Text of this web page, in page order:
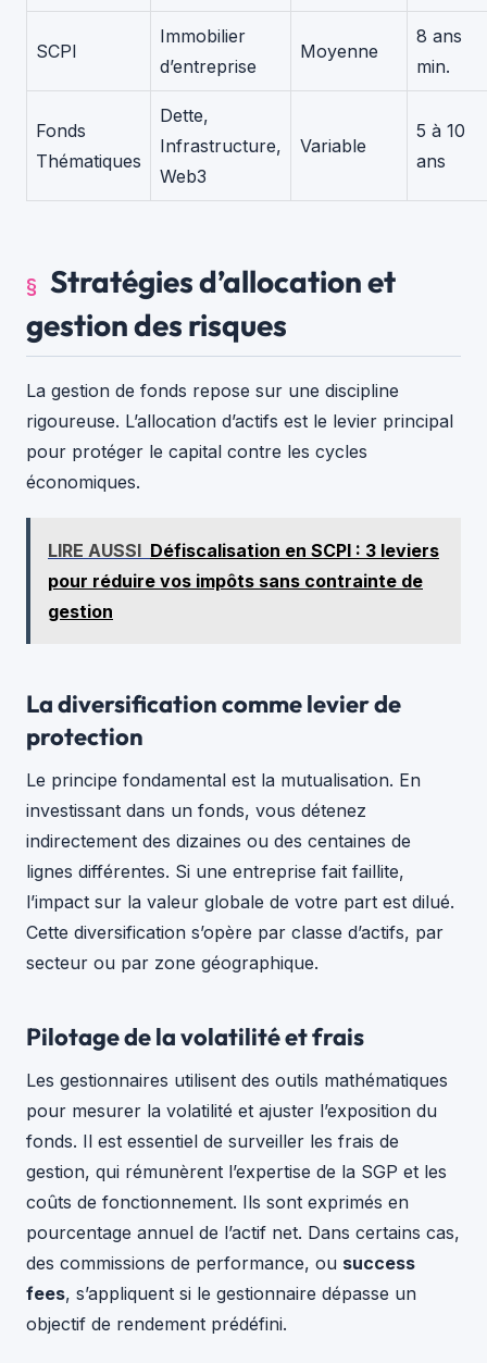
SCPI
Immobilier
d’entreprise
Moyenne
8 ans
min.
Fonds
Thématiques
Dette,
Infrastructure,
Web3
Variable
5 à 10
ans
Stratégies d’allocation et
gestion des risques
La gestion de fonds repose sur une discipline
rigoureuse. L’allocation d’actifs est le levier principal
pour protéger le capital contre les cycles
économiques.
LIRE AUSSI Défiscalisation en SCPI : 3 leviers
pour réduire vos impôts sans contrainte de
gestion
La diversification comme levier de
protection
Le principe fondamental est la mutualisation. En
investissant dans un fonds, vous détenez
indirectement des dizaines ou des centaines de
lignes différentes. Si une entreprise fait faillite,
l’impact sur la valeur globale de votre part est dilué.
Cette diversification s’opère par classe d’actifs, par
secteur ou par zone géographique.
Pilotage de la volatilité et frais
Les gestionnaires utilisent des outils mathématiques
pour mesurer la volatilité et ajuster l’exposition du
fonds. Il est essentiel de surveiller les frais de
gestion, qui rémunèrent l’expertise de la SGP et les
coûts de fonctionnement. Ils sont exprimés en
pourcentage annuel de l’actif net. Dans certains cas,
des commissions de performance, ou success
fees, s’appliquent si le gestionnaire dépasse un
objectif de rendement prédéfini.